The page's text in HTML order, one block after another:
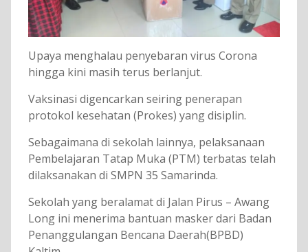
Upaya menghalau penyebaran virus Corona
hingga kini masih terus berlanjut.
Vaksinasi digencarkan seiring penerapan
protokol kesehatan (Prokes) yang disiplin.
Sebagaimana di sekolah lainnya, pelaksanaan
Pembelajaran Tatap Muka (PTM) terbatas telah
dilaksanakan di SMPN 35 Samarinda.
Sekolah yang beralamat di Jalan Pirus – Awang
Long ini menerima bantuan masker dari Badan
Penanggulangan Bencana Daerah(BPBD)